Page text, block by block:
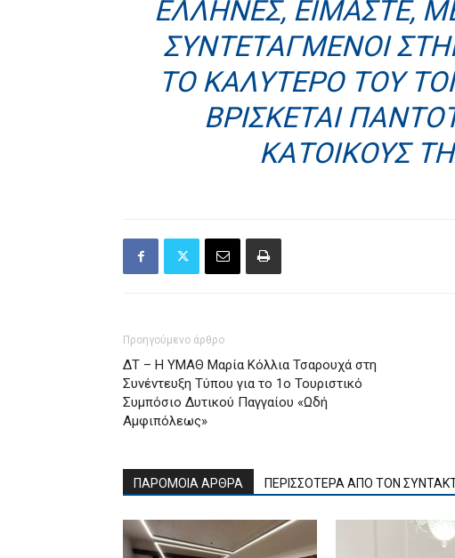
ΈΛΛΗΝΕΣ, ΕΊΜΑΣΤΕ,
ΣΥΝΤΕΤΑΓΜΈΝΟΙ
ΤΟ ΚΑΛΎΤΕΡΟ ΤΟΥ
ΒΡΊΣΚΕΤΑΙ
ΚΑΤΟΊΚΟΥΣ
Προηγούμενο άρθρο
ΔΤ – Η ΥΜΑΘ Μαρία Κόλλια Τσαρουχά στη
Συνέντευξη Τύπου για το 1ο Τουριστικό
Συμπόσιο Δυτικού Παγγαίου «Ωδή
Αμφιπόλεως»
ΠΑΡΟΜΟΙΑ ΑΡΘΡΑ ΠΕΡΙΣΣΟΤΕΡΑ ΑΠΟ ΤΟΝ